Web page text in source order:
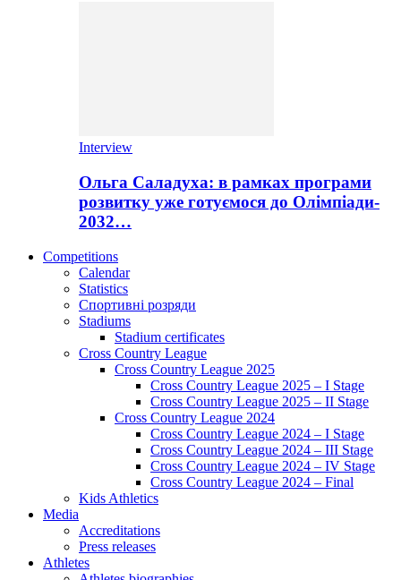
Interview
Ольга Саладуха: в рамках програми
розвитку уже готуємося до Олімпіади-
2032…
Competitions
Calendar
Statistics
Спортивні розряди
Stadiums
Stadium certificates
Cross Country League
Cross Country League 2025
Cross Country League 2025 – I Stage
Cross Country League 2025 – II Stage
Cross Country League 2024
Cross Country League 2024 – I Stage
Cross Country League 2024 – III Stage
Cross Country League 2024 – IV Stage
Cross Country League 2024 – Final
Kids Athletics
Media
Accreditations
Press releases
Athletes